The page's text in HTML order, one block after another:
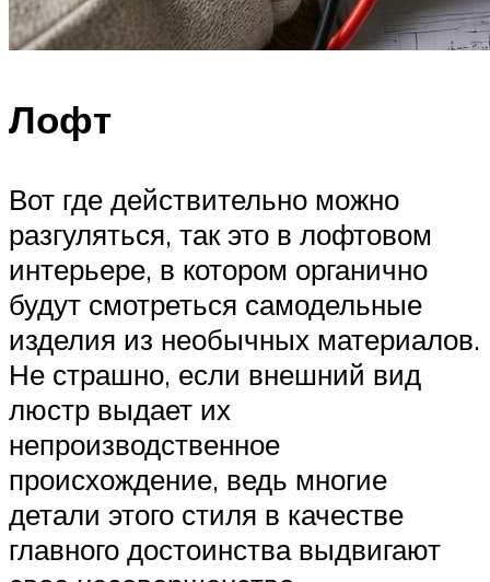
Лофт
Вот где действительно можно
разгуляться, так это в лофтовом
интерьере, в котором органично
будут смотреться самодельные
изделия из необычных материалов.
Не страшно, если внешний вид
люстр выдает их
непроизводственное
происхождение, ведь многие
детали этого стиля в качестве
главного достоинства выдвигают